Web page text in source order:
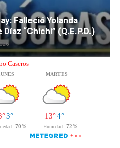
Falleció Yolanda
“Chichi” (Q.E.P.D.)